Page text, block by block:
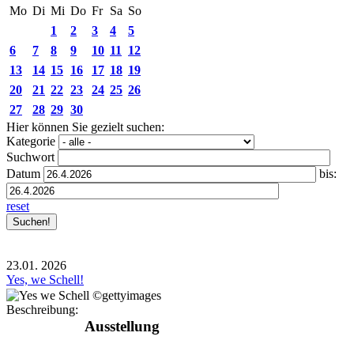
Mo Di Mi Do Fr Sa So
1
2 3 4
5
6
7 8 9 10 11
12
13
14 15 16 17 18 19
20
21 22 23 24 25 26
27
28 29 30
Hier können Sie gezielt suchen:
Kategorie
Suchwort
Datum
bis:
reset
23.01. 2026
Yes, we Schell!
Beschreibung:
Ausstellung